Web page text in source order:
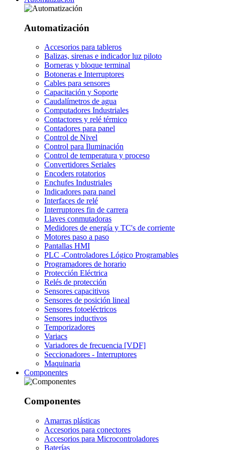
Automatización
Accesorios para tableros
Balizas, sirenas e indicador luz piloto
Borneras y bloque terminal
Botoneras e Interruptores
Cables para sensores
Capacitación y Soporte
Caudalímetros de agua
Computadores Industriales
Contactores y relé térmico
Contadores para panel
Control de Nivel
Control para Iluminación
Control de temperatura y proceso
Convertidores Seriales
Encoders rotatorios
Enchufes Industriales
Indicadores para panel
Interfaces de relé
Interruptores fin de carrera
Llaves conmutadoras
Medidores de energía y TC's de corriente
Motores paso a paso
Pantallas HMI
PLC -Controladores Lógico Programables
Programadores de horario
Protección Eléctrica
Relés de protección
Sensores capacitivos
Sensores de posición lineal
Sensores fotoeléctricos
Sensores inductivos
Temporizadores
Variacs
Variadores de frecuencia [VDF]
Seccionadores - Interruptores
Maquinaria
Componentes
Componentes
Amarras plásticas
Accesorios para conectores
Accesorios para Microcontroladores
Baterías